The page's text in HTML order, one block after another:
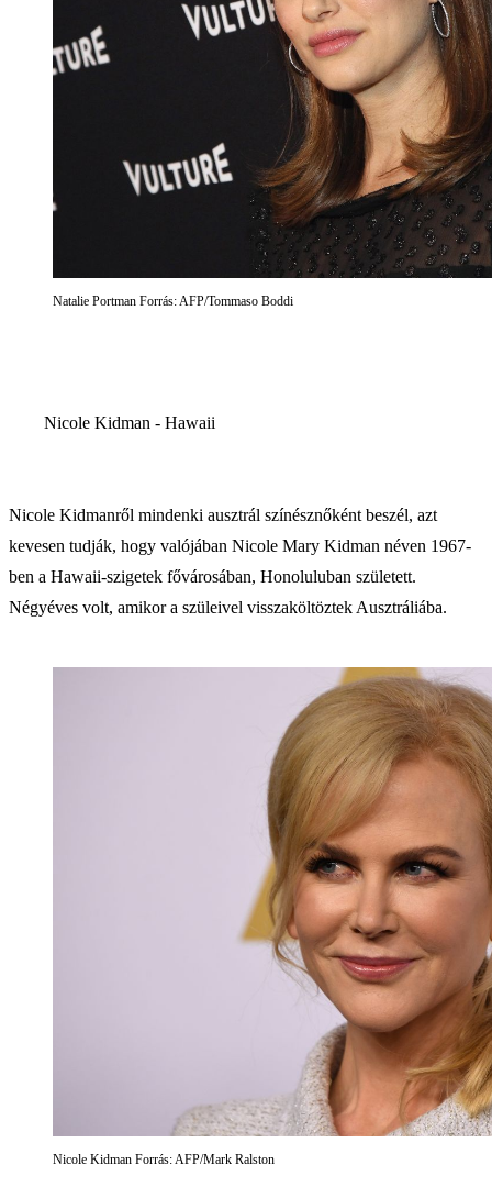
Natalie Portman Forrás: AFP/Tommaso Boddi
Nicole Kidman - Hawaii
Nicole Kidmanről mindenki ausztrál színésznőként beszél, azt
kevesen tudják, hogy valójában Nicole Mary Kidman néven 1967-
ben a Hawaii-szigetek fővárosában, Honoluluban született.
Négyéves volt, amikor a szüleivel visszaköltöztek Ausztráliába.
Nicole Kidman Forrás: AFP/Mark Ralston